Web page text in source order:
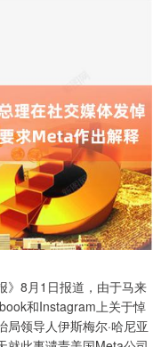
8月1日报道，由于马来
和Instagram上关于悼
领导人伊斯梅尔·哈尼亚